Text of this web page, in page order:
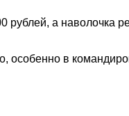
рублей, а наволочка
особенно в